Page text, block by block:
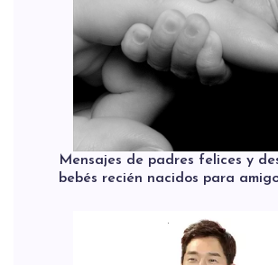
Mensajes de padres felices y
bebés recién nacidos para